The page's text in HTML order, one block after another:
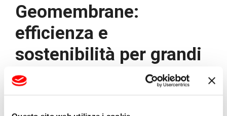
Geomembrane:
efficienza e
sostenibilità per grandi
opere